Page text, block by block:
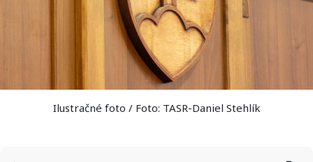
Ilustračné foto / Foto: TASR-Daniel Stehlík